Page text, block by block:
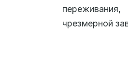
чрезмерной